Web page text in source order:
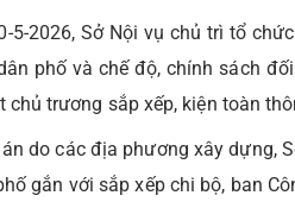
5-2026, Sở Nội vụ chủ trì tổ
phố và chế độ, chính sách
chủ trương sắp xếp, kiện toàn
do các địa phương xây dựng,
gắn với sắp xếp chi bộ, ban